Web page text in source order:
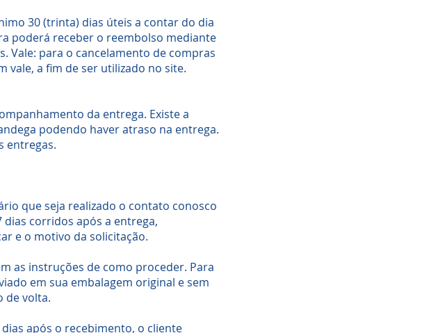
30 (trinta) dias úteis a contar do dia
poderá receber o reembolso mediante
Vale: para o cancelamento de compras
vale, a fim de ser utilizado no site.
da entrega. Existe a
podendo haver atraso na entrega.
entregas.
que seja realizado o contato conosco
dias corridos após a entrega,
e o motivo da solicitação.
as instruções de como proceder. Para
em sua embalagem original e sem
de volta.
após o recebimento, o cliente